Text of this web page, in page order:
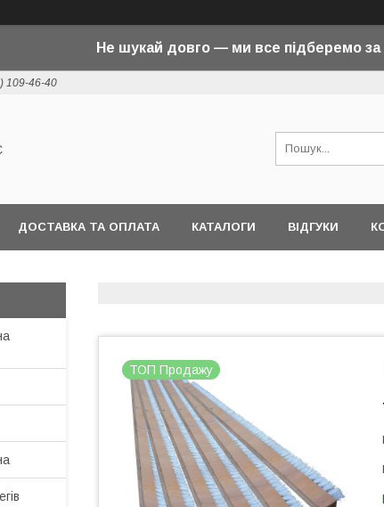
Не шукай довго — ми все підберемо за
109-46-40
ДОСТАВКА ТА ОПЛАТА КАТАЛОГИ ВІДГУКИ
ТОП Продажу